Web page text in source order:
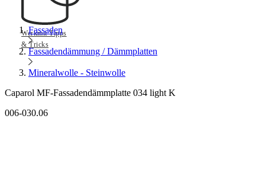
Werkmit Tipps
& Tricks
Fassaden
Fassadendämmung / Dämmplatten
Mineralwolle - Steinwolle
Caparol MF-Fassadendämmplatte 034 light K
006-030.06